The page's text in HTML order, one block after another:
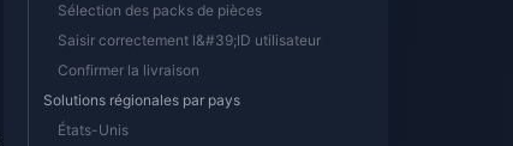
Sélection des packs de pièces
Saisir correctement l&#39;ID utilisateur
Confirmer la livraison
Solutions régionales par pays
États-Unis